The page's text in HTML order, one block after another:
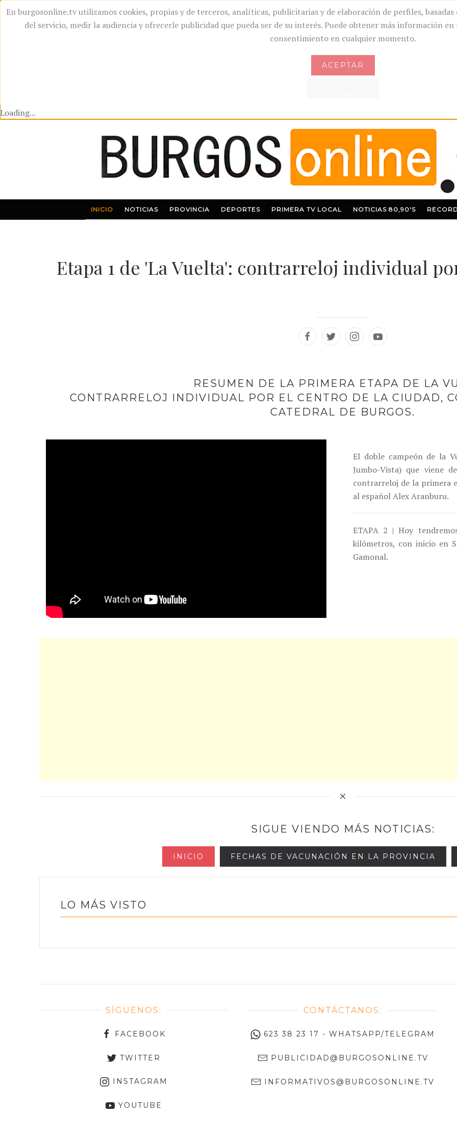
En burgosonline.tv utilizamos cookies, propias y de terceros, analíticas, publicitarias y de elaboración de perfiles,
del servicio, medir la audiencia y ofrecerle publicidad que pueda ser de su interés. Puede obtener más información
consentimiento en cualquier momento.
ACEPTAR
Loading...
INICIO NOTICIAS PROVINCIA DEPORTES PRIMERA TV LOCAL NOTICIAS 80,90'S
Etapa 1 de 'La Vuelta': contrarreloj individual
RESUMEN DE LA PRIMERA ETAPA DE LA
CONTRARRELOJ INDIVIDUAL POR EL CENTRO DE LA CIUDAD,
CATEDRAL DE BURGOS.
El doble campeón de la
Jumbo-Vista) que viene
contrarreloj de la primera
al español Alex Aranburu.
ETAPA 2 | Hoy
kilómetros, con inicio en
Gamonal.
SIGUE VIENDO MÁS NOTICIAS:
INICIO FECHAS DE VACUNACIÓN EN LA PROVINCIA
LO MÁS VISTO
SÍGUENOS:
FACEBOOK
TWITTER
INSTAGRAM
YOUTUBE
CONTÁCTANOS:
623 38 23 17 - WHATSAPP/TELEGRAM
PUBLICIDAD@BURGOSONLINE.TV
INFORMATIVOS@BURGOSONLINE.TV